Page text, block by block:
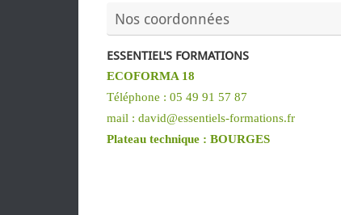
Nos coordonnées
ESSENTIEL'S FORMATIONS
ECOFORMA 18
Téléphone : 05 49 91 57 87
mail : david@essentiels-formations.fr
Plateau technique : BOURGES